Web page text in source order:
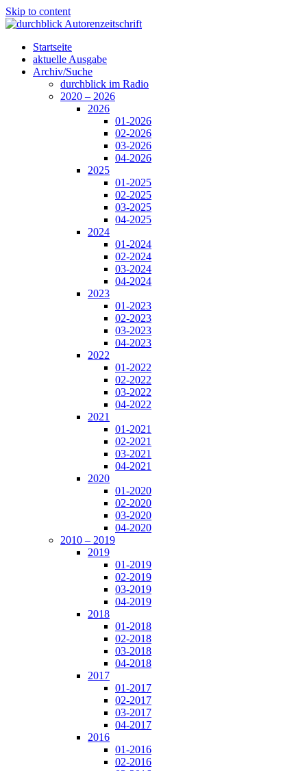
Skip to content
Startseite
aktuelle Ausgabe
Archiv/Suche
durchblick im Radio
2020 – 2026
2026
01-2026
02-2026
03-2026
04-2026
2025
01-2025
02-2025
03-2025
04-2025
2024
01-2024
02-2024
03-2024
04-2024
2023
01-2023
02-2023
03-2023
04-2023
2022
01-2022
02-2022
03-2022
04-2022
2021
01-2021
02-2021
03-2021
04-2021
2020
01-2020
02-2020
03-2020
04-2020
2010 – 2019
2019
01-2019
02-2019
03-2019
04-2019
2018
01-2018
02-2018
03-2018
04-2018
2017
01-2017
02-2017
03-2017
04-2017
2016
01-2016
02-2016